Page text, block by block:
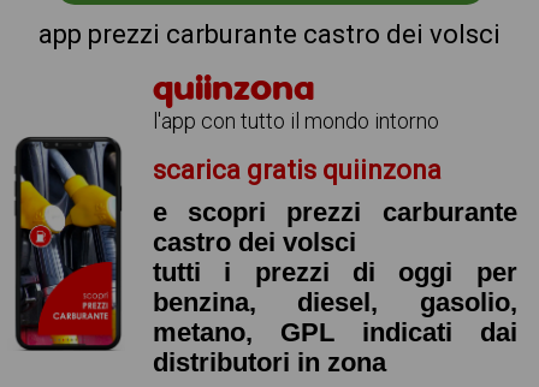
app prezzi carburante castro dei volsci
quiinzona
l'app con tutto il mondo intorno
scarica gratis quiinzona
e scopri prezzi carburante
castro dei volsci
tutti i prezzi di oggi per
benzina, diesel, gasolio,
metano, GPL indicati dai
distributori in zona